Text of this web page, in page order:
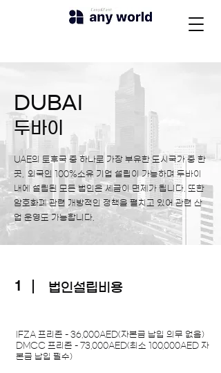
DUBAI
두바이
UAE의 토후국 중 하나로 가장 부유한 도시국가 중 한
곳, 외국인 100%소유 기업 설립이 가능하며 두바이
내에 설립된 모든 법인은 세금이 면제가 됩니다. 또한
암호화폐 관련 개방적인 정책을 펼치고 있어 관련 산
업 운영도 가능합니다.
1 ​법인설립비용
IFZA 프리존 - 36,000AED(자본금 납입 의무 없음)
DMCC 프리존 - 73,000AED(최소 100,000AED 자
본금 납입 필수)